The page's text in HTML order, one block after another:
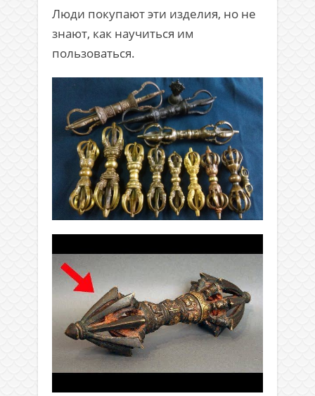
Люди покупают эти изделия, но не
знают, как научиться им
пользоваться.